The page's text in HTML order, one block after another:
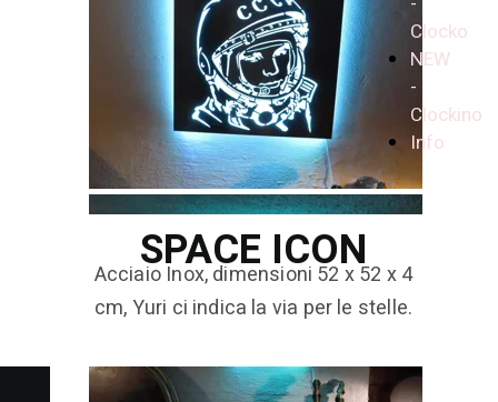
Clocko
NEW
-
Clockino
Info
SPACE ICON
Acciaio Inox, dimensioni 52 x 52 x 4
cm, Yuri ci indica la via per le stelle.